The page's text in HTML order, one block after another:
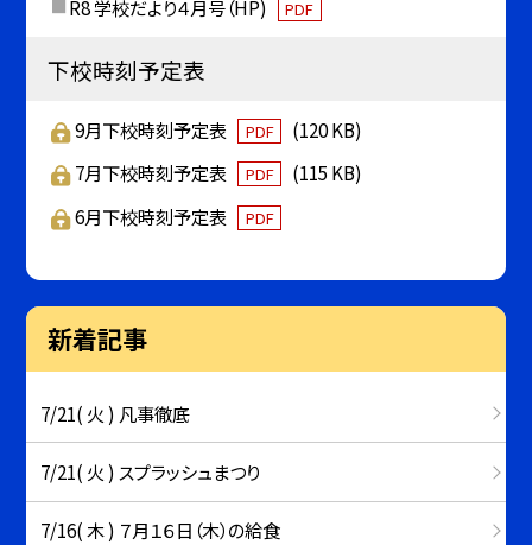
R8 学校だより４月号（HP) PDF
下校時刻予定表
9月下校時刻予定表 PDF
(120 KB)
7月下校時刻予定表
PDF
(115 KB)
6月下校時刻予定表
PDF
新着記事
7/21( 火 ) 凡事徹底
7/21( 火 ) スプラッシュまつり
7/16( 木 ) ７月１６日（木）の給食